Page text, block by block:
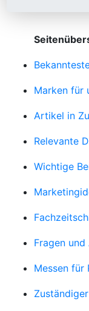
Marken für
Artikel in
Relevante
Wichtige
Fragen
Messen für